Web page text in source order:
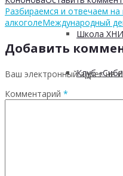
Школа
Клуб
Разбираемся и отвечаем
алкоголеМеждународный
Добавить
Ваш электронный адрес не
Комментарий *